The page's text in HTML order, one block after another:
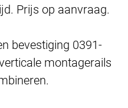
Prijs op aanvraag.
bevestiging 0391-
montagerails